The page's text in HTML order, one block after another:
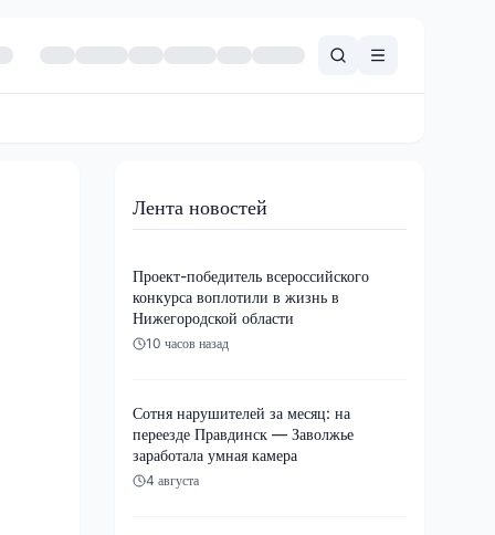
Лента новостей
Проект-победитель всероссийского
конкурса воплотили в жизнь в
Нижегородской области
10 часов назад
Сотня нарушителей за месяц: на
переезде Правдинск — Заволжье
заработала умная камера
4 августа